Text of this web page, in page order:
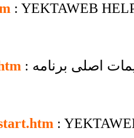
: YEKTAWEB
اصلی برنامه
: